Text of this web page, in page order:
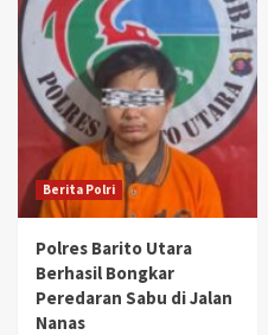
Berita Polri
Polres Barito Utara
Berhasil Bongkar
Peredaran Sabu di Jalan
Nanas